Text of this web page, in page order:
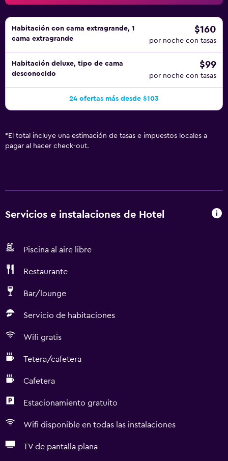
Habitación con cama extragrande, 1
cama extragrande
$160
por noche con tasas
Habitación deluxe, tipo de cama
desconocido
$99
por noche con tasas
24 ofertas más desde $103
* El total incluye una estimación de tasas e impuestos locales a
pagar al hacer check-out.
Servicios e instalaciones de Hotel
Piscina al aire libre
Restaurante
Bar/lounge
Servicio de habitaciones
Wifi gratis
Tetera/cafetera
Cafetera
Estacionamiento gratuito
Wifi disponible en todas las instalaciones
TV de pantalla plana